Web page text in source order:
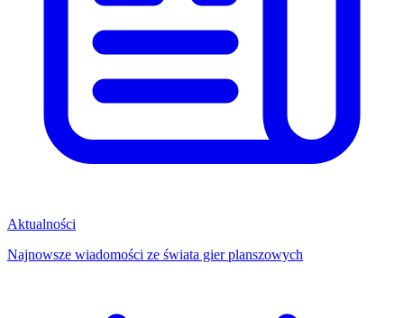
Aktualności
Najnowsze wiadomości ze świata gier planszowych